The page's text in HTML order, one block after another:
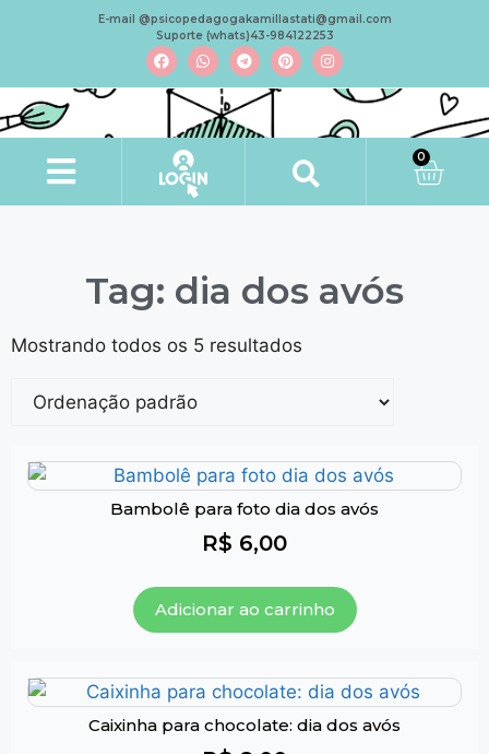
E-mail @psicopedagogakamillastati@gmail.com
Suporte (whats)43-984122253
0
Tag: dia dos avós
Mostrando todos os 5 resultados
Bambolê para foto dia dos avós
R$ 6,00
Adicionar ao carrinho
Caixinha para chocolate: dia dos avós